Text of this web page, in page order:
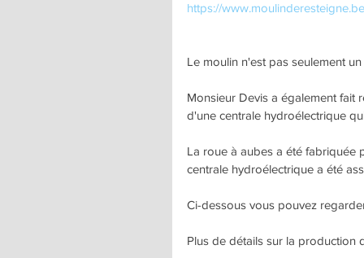
https://www.moulinderesteigne.be
Le moulin n'est pas seulement
Monsieur Devis a également fait
d'une centrale hydroélectrique
La roue à aubes a été fabriquée
centrale hydroélectrique a été
Ci-dessous vous pouvez
Plus de détails sur la production